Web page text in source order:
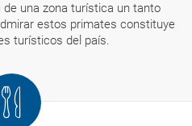
una zona turística un tanto
estos primates constituye
turísticos del país.